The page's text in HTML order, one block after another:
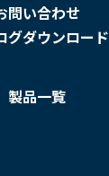
問い合わせ
グダウンロード
製品一覧